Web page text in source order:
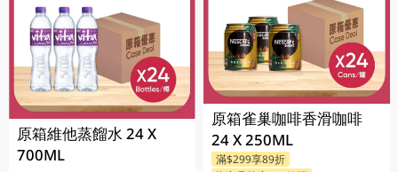
原箱維他蒸餾水 24 X
700ML
原箱雀巢咖啡香滑咖啡
24 X 250ML
滿$299享89折